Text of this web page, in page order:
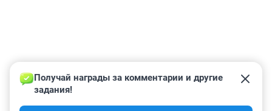
Получай награды за комментарии и другие
задания!